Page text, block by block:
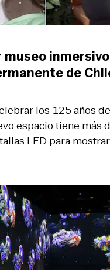
los 125 años
espacio tiene más
LED para
museo inmersivo
de